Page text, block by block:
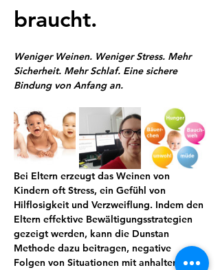
braucht.
Weniger Weinen. Weniger Stress. Mehr
Sicherheit. Mehr Schlaf. Eine sichere
Bindung von Anfang an.
Bei Eltern erzeugt das Weinen von
Kindern oft Stress, ein Gefühl von
Hilflosigkeit und Verzweiflung. Indem den
Eltern effektive Bewältigungsstrategien
gezeigt werden, kann die Dunstan
Methode dazu beitragen, negative
Folgen von Situationen mit anhaltendem